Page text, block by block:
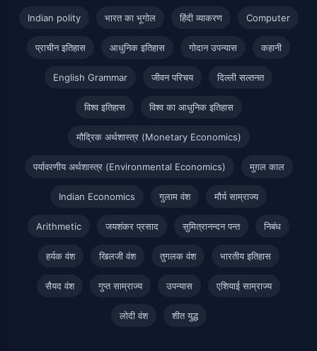
Indian polity भारत का भूगोल हिंदी व्याकरण Computer
प्राचीन इतिहास आधुनिक इतिहास गोदान उपन्यास कहानी
English Grammar जीवन परिचय दिल्ली सल्तनत
विश्व इतिहास विश्व का आधुनिक इतिहास
मौद्रिक अर्थशास्त्र (Monetary Economics)
पर्यावरणीय अर्थशास्त्र (Environmental Economics) मुग़ल काल
Indian Economics गुलाम वंश मौर्य साम्राज्य
Arithmetic जयशंकर प्रसाद सुमित्रानन्दन पन्त निबंध
हर्यक वंश खिलजी वंश तुगलक वंश भारतीय इतिहास
सैयद वंश गुप्त साम्राज्य उपन्यास एशियाई साम्राज्य
लोदी वंश शीत युद्ध